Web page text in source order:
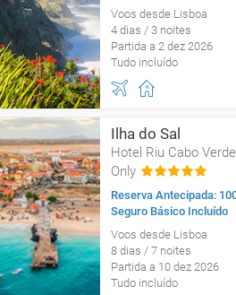
Voos desde Lisboa
4 dias / 3 noites
Partida a 2 dez 2026
Tudo incluído
Ilha do Sal
Hotel Riu Cabo
Only
Reserva Antecipada:
Seguro Básico Incluído
Voos desde Lisboa
8 dias / 7 noites
Partida a 10 dez 2026
Tudo incluído